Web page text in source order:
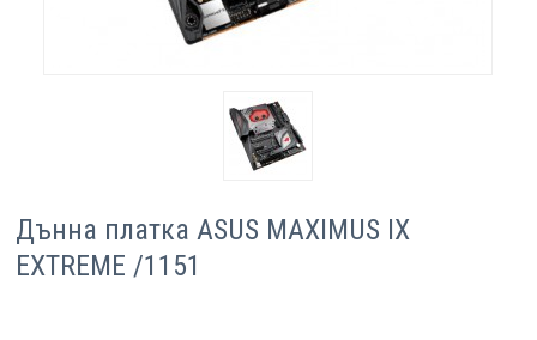
Дънна платка ASUS MAXIMUS IX
EXTREME /1151